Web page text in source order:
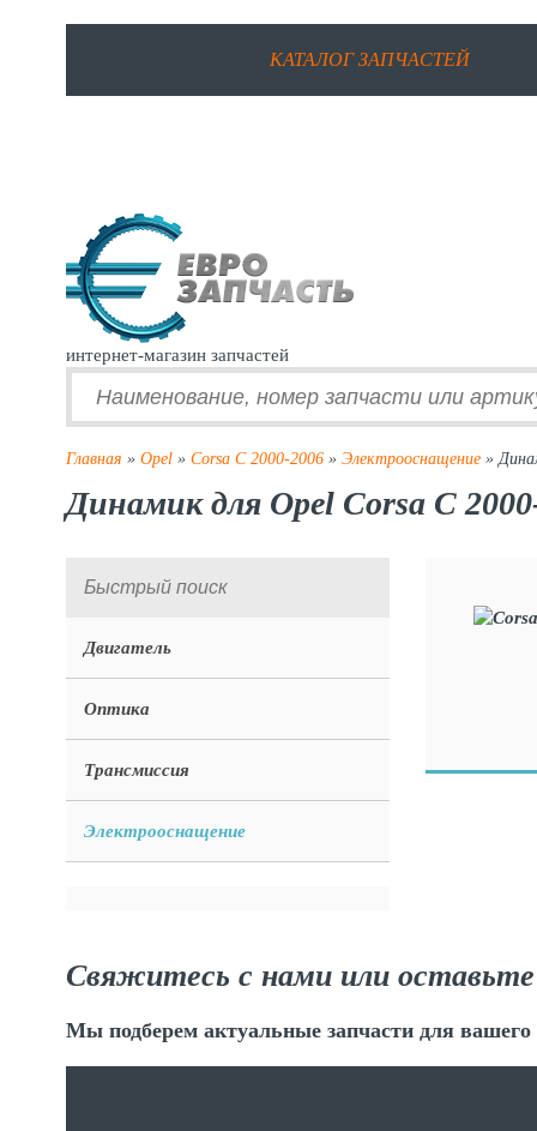
КАТАЛОГ ЗАПЧАСТЕЙ
интернет-магазин запчастей
Главная » Opel » Corsa C 2000-2006 » Электрооснащение »
Динамик для Opel Corsa C
Двигатель
Оптика
Трансмиссия
Электрооснащение
Свяжитесь с нами или оставьте
Мы подберем актуальные запчасти для вашего